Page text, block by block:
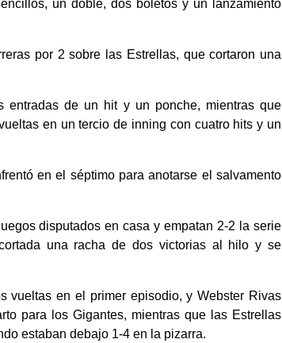
un doble, dos boletos y un lanzamiento
por 2 sobre las Estrellas, que cortaron una
entradas de un hit y un ponche, mientras que
en un tercio de inning con cuatro hits y un
en el séptimo para anotarse el salvamento
disputados en casa y empatan 2-2 la serie
una racha de dos victorias al hilo y se
vueltas en el primer episodio, y Webster Rivas
para los Gigantes, mientras que las Estrellas
estaban debajo 1-4 en la pizarra.